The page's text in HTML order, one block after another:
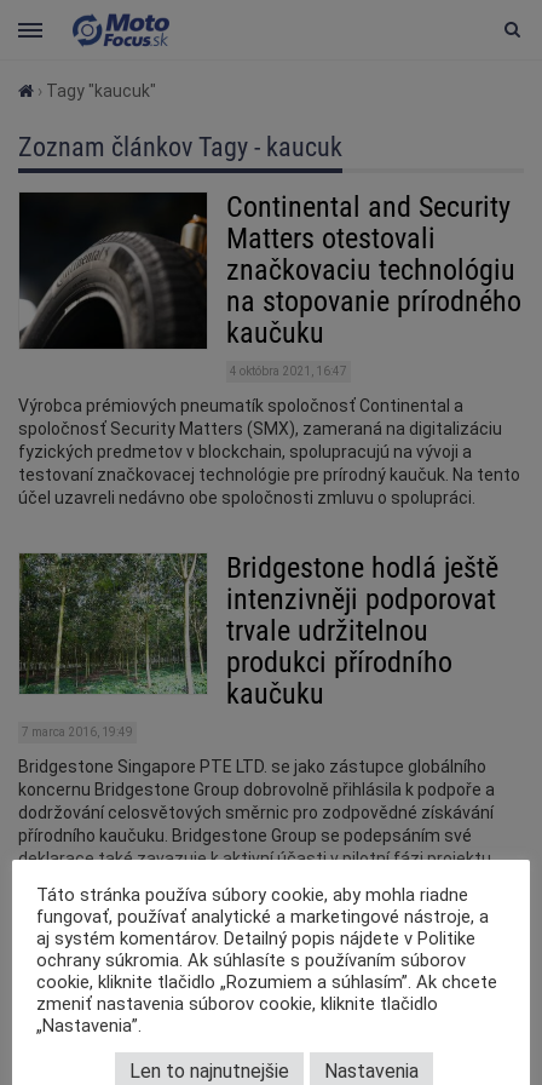
› Tagy "kaucuk"
Zoznam článkov Tagy - kaucuk
Continental and Security
Matters otestovali
značkovaciu technológiu
na stopovanie prírodného
kaučuku
4 októbra 2021, 16:47
Výrobca prémiových pneumatík spoločnosť Continental a
spoločnosť Security Matters (SMX), zameraná na digitalizáciu
fyzických predmetov v blockchain, spolupracujú na vývoji a
testovaní značkovacej technológie pre prírodný kaučuk. Na tento
účel uzavreli nedávno obe spoločnosti zmluvu o spolupráci.
Bridgestone hodlá ještě
intenzivněji podporovat
trvale udržitelnou
produkci přírodního
kaučuku
7 marca 2016, 19:49
Bridgestone Singapore PTE LTD. se jako zástupce globálního
koncernu Bridgestone Group dobrovolně přihlásila k podpoře a
dodržování celosvětových směrnic pro zodpovědné získávání
přírodního kaučuku. Bridgestone Group se podepsáním své
deklarace také zavazuje k aktivní účasti v pilotní fázi projektu
kaučuku – a tím činí důležité kroky k naplňování […]
Newsletter
Získejte nejnovější informace o branži aftermarketu.
Táto stránka používa súbory cookie, aby mohla riadne
fungovať, používať analytické a marketingové nástroje, a
aj systém komentárov. Detailný popis nájdete v Politike
ochrany súkromia. Ak súhlasíte s používaním súborov
cookie, kliknite tlačidlo „Rozumiem a súhlasím”. Ak chcete
zmeniť nastavenia súborov cookie, kliknite tlačidlo
„Nastavenia”.
Len to najnutnejšie Nastavenia